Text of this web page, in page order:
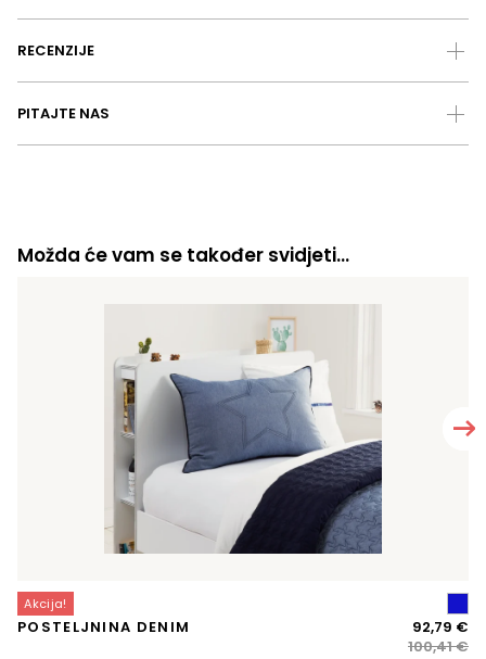
RECENZIJE
PITAJTE NAS
Možda će vam se također svidjeti…
Akcija!
POSTELJNINA DENIM
100,41€
92,79 €